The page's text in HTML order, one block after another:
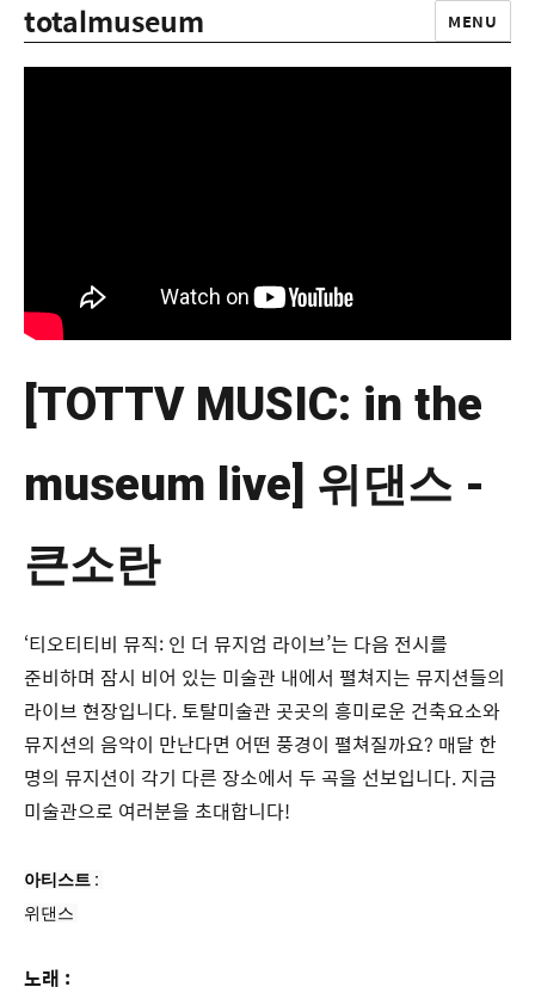
totalmuseum MENU
[TOTTV MUSIC: in the
museum live] 위댄스 -
큰소란
‘티오티티비 뮤직: 인 더 뮤지엄 라이브’는 다음 전시를
준비하며 잠시 비어 있는 미술관 내에서 펼쳐지는 뮤지션들의
라이브 현장입니다. 토탈미술관 곳곳의 흥미로운 건축요소와
뮤지션의 음악이 만난다면 어떤 풍경이 펼쳐질까요? 매달 한
명의 뮤지션이 각기 다른 장소에서 두 곡을 선보입니다. 지금
미술관으로 여러분을 초대합니다!
아티스트 :
위댄스
노래 :